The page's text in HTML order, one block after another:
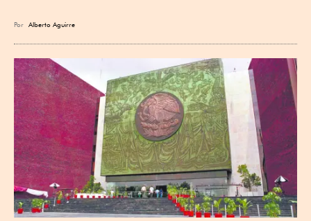
Por Alberto Aguirre